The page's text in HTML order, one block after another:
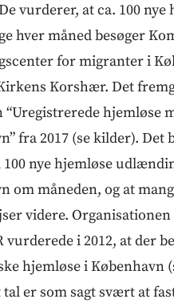
vurderer, at ca. 100 nye
hver måned besøger
for migranter i
Korshær. Det
hjemløse
fra 2017 (se kilder). Det
nye hjemløse
om måneden, og at
videre.
vurderede i 2012, at der
hjemløse i København
er som sagt svært at